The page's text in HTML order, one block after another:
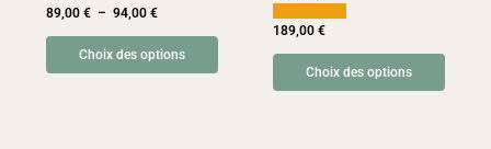
89,00 € – 94,00 €
Choix des options
189,00 €
Choix des options